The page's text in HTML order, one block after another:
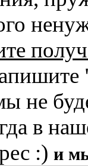
не
в
:) и